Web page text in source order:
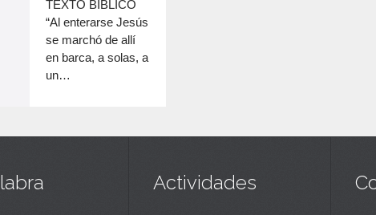
disminuir
volumen.
TEXTO BÍBLICO
“Al enterarse Jesús
se marchó de allí
en barca, a solas, a
un…
Actividades